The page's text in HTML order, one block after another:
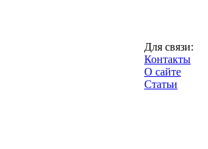
Для связи:
Контакты
О сайте
Статьи